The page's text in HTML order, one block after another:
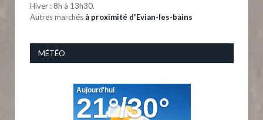
Hiver : 8h à 13h30.
Autres marchés à proximité d'Evian-les-bains
MÉTÉO